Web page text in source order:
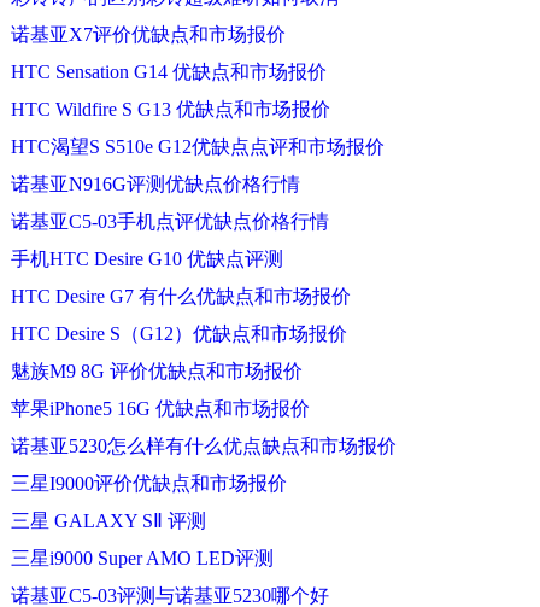
诺基亚X7评价优缺点和市场报价
HTC Sensation G14 优缺点和市场报价
HTC Wildfire S G13 优缺点和市场报价
HTC渴望S S510e G12优缺点点评和市场报价
诺基亚N916G评测优缺点价格行情
诺基亚C5-03手机点评优缺点价格行情
手机HTC Desire G10 优缺点评测
HTC Desire G7 有什么优缺点和市场报价
HTC Desire S（G12）优缺点和市场报价
魅族M9 8G 评价优缺点和市场报价
苹果iPhone5 16G 优缺点和市场报价
诺基亚5230怎么样有什么优点缺点和市场报价
三星I9000评价优缺点和市场报价
三星 GALAXY SⅡ 评测
三星i9000 Super AMO LED评测
诺基亚C5-03评测与诺基亚5230哪个好